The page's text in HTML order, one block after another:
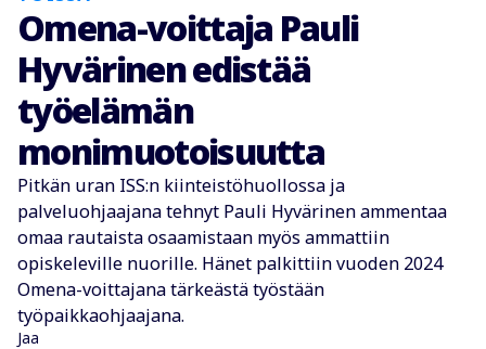
Omena-voittaja Pauli
Hyvärinen edistää
työelämän
monimuotoisuutta
Pitkän uran ISS:n kiinteistöhuollossa ja
palveluohjaajana tehnyt Pauli Hyvärinen ammentaa
omaa rautaista osaamistaan myös ammattiin
opiskeleville nuorille. Hänet palkittiin vuoden 2024
Omena-voittajana tärkeästä työstään
työpaikkaohjaajana.
Jaa